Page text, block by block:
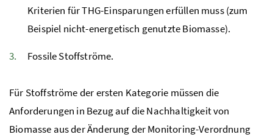
Kriterien für THG-Einsparungen erfüllen muss (zum
Beispiel nicht-energetisch genutzte Biomasse).
Fossile Stoffströme.
Für Stoffströme der ersten Kategorie müssen die
Anforderungen in Bezug auf die Nachhaltigkeit von
Biomasse aus der Änderung der Monitoring-Verordnung